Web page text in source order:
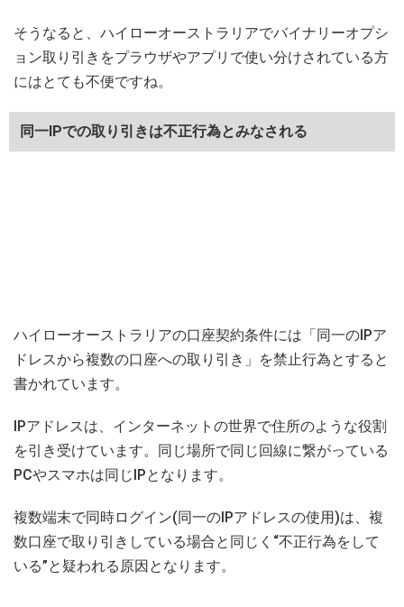
そうなると、ハイローオーストラリアでバイナリーオプシ
ョン取り引きをプラウザやアプリで使い分けされている方
にはとても不便ですね。
同一IPでの取り引きは不正行為とみなされる
ハイローオーストラリアの口座契約条件には「同一のIPア
ドレスから複数の口座への取り引き」を禁止行為とすると
書かれています。
IPアドレスは、インターネットの世界で住所のような役割
を引き受けています。同じ場所で同じ回線に繋がっている
PCやスマホは同じIPとなります。
複数端末で同時ログイン(同一のIPアドレスの使用)は、複
数口座で取り引きしている場合と同じく“不正行為をして
いる”と疑われる原因となります。